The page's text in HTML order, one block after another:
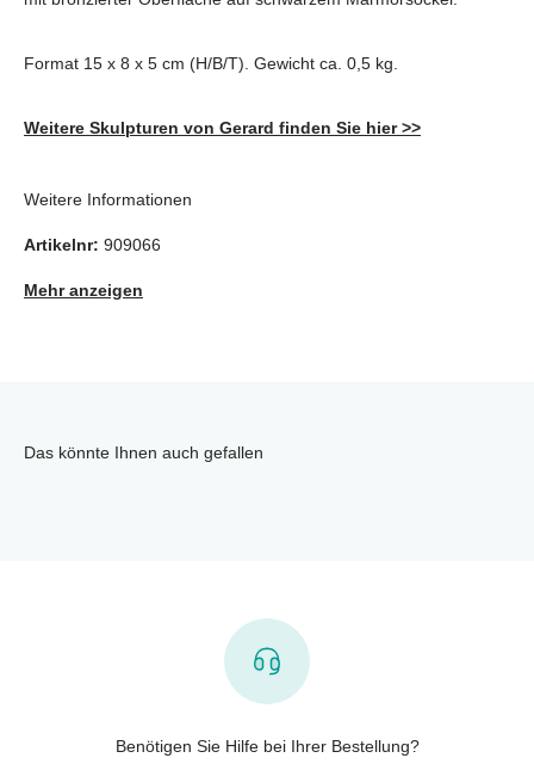
Format 15 x 8 x 5 cm (H/B/T). Gewicht ca. 0,5 kg.
Weitere Skulpturen von Gerard finden Sie hier >>
Weitere Informationen
Artikelnr: 909066
Mehr anzeigen
Das könnte Ihnen auch gefallen
Benötigen Sie Hilfe bei Ihrer Bestellung?